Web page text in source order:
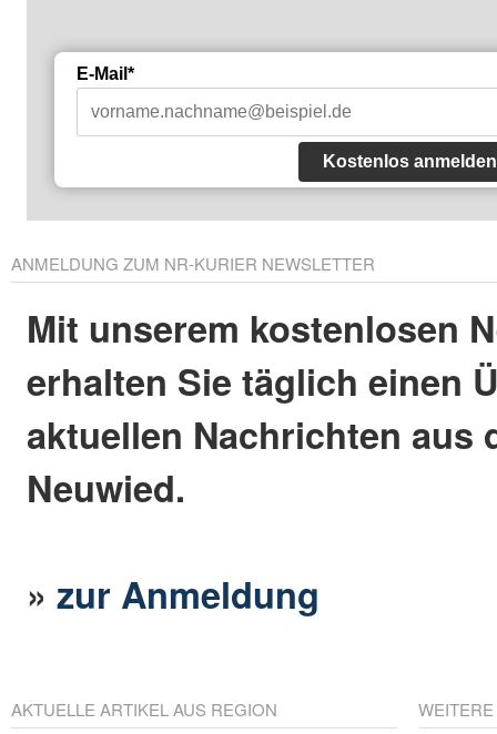
E-Mail*
Kostenlos anmelden
ANMELDUNG ZUM NR-KURIER NEWSLETTER
Mit unserem kostenlosen
erhalten Sie täglich einen
aktuellen Nachrichten aus
Neuwied.
»zur Anmeldung
AKTUELLE ARTIKEL AUS REGION